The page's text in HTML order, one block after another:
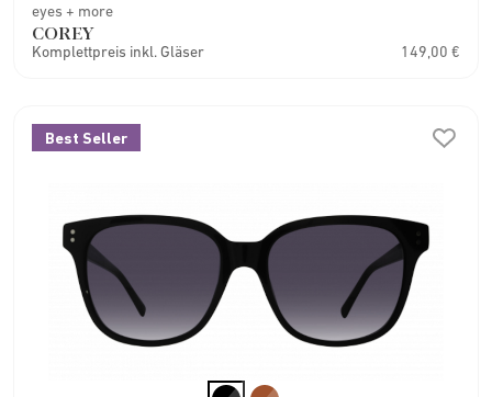
eyes + more
COREY
Komplettpreis inkl. Gläser 149,00 €
Best Seller